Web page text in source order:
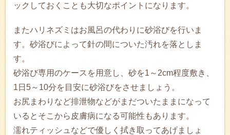
ックしておくことも大切なポイントになります。
またハリネズミはお風呂の代わりに砂浴びを行いま
す。砂浴びによって針の間についた汚れを落としま
す。
砂浴び専用のケースを用意し、砂を1～2cm程度敷き、
1日5～10分を目安に砂浴びをさせましょう。
お尻まわりなど排泄物などがまだついたままになって
いるとそこから皮膚病になる可能性もあります。
濡れティッシュなどで優しく拭き取ってあげましょ